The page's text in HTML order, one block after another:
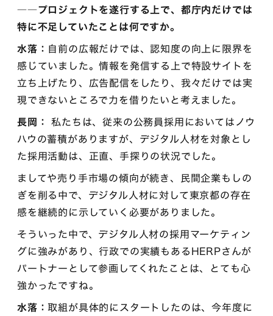
――プロジェクトを遂行する上で、都庁内だけでは
特に不足していたことは何ですか。
水落： 自前の広報だけでは、認知度の向上に限界を
感じていました。情報を発信する上で特設サイトを
立ち上げたり、広告配信をしたり、我々だけでは実
現できないところで力を借りたいと考えました。
長岡： 私たちは、従来の公務員採用においてはノウ
ハウの蓄積がありますが、デジタル人材を対象とし
た採用活動は、正直、手探りの状況でした。
ましてや売り手市場の傾向が続き、民間企業もしの
ぎを削る中で、デジタル人材に対して東京都の存在
感を継続的に示していく必要がありました。
そういった中で、デジタル人材の採用マーケティン
グに強みがあり、行政での実績もあるHERPさんが
パートナーとして参画してくれたことは、とても心
強かったですね。
水落：取組が具体的にスタートしたのは、今年度に